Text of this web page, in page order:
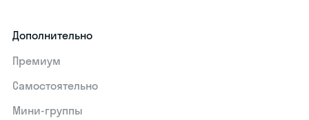
Дополнительно
Премиум
Самостоятельно
Мини-группы